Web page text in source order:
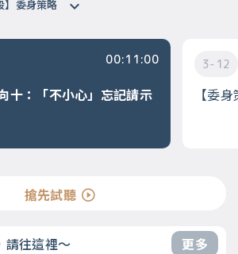
段】委身策略
十：「不小心」忘記請示
00:11:00 3-12
【委
搶先試聽
請往這裡～ 更多